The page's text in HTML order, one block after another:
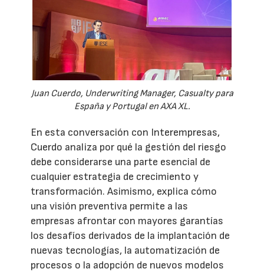
Juan Cuerdo, Underwriting Manager, Casualty para
España y Portugal en AXA XL.
En esta conversación con Interempresas,
Cuerdo analiza por qué la gestión del riesgo
debe considerarse una parte esencial de
cualquier estrategia de crecimiento y
transformación. Asimismo, explica cómo
una visión preventiva permite a las
empresas afrontar con mayores garantías
los desafíos derivados de la implantación de
nuevas tecnologías, la automatización de
procesos o la adopción de nuevos modelos